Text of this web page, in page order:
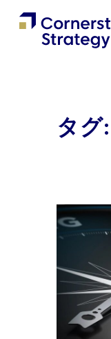
タグ: